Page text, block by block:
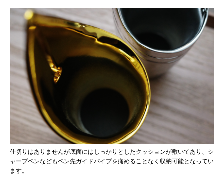
仕切りはありませんが底面にはしっかりとしたクッションが敷いてあり、シ
ャープペンなどもペン先ガイドパイプを痛めることなく収納可能となってい
ます。